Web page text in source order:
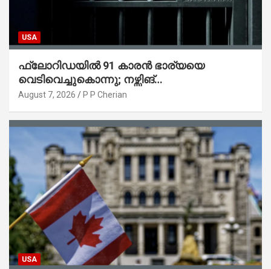
USA
ഫ്ലോറിഡയിൽ 91 കാരൻ ഭാര്യയെ
വെടിവെച്ചുകൊന്നു; നഴ്സിങ്
ഹോമിലാക്കില്ലെന്ന് നൽകിയ വാഗ്ദാനം
August 7, 2026 P P Cherian
USA